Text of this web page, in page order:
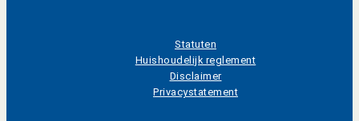
Statuten
Huishoudelijk reglement
Disclaimer
Privacystatement